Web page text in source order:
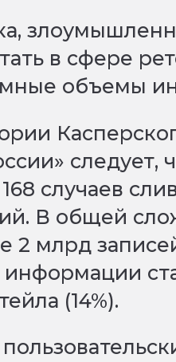
в сфере
объемы
следует,
случаев
В общей
2 млрд
(14%).